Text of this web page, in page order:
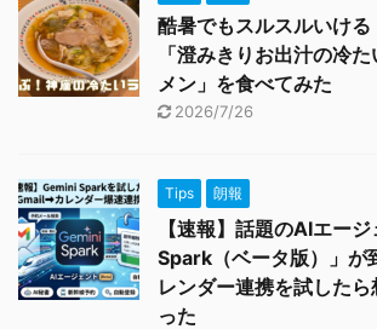
酷暑でもスルスルいけ
「澄みきりお出汁の冷
メン」を食べてみた
2026/7/26
Tips 朗報
【速報】話題のAIエー
Spark（ベータ版）」が
レンダー連携を試した
った